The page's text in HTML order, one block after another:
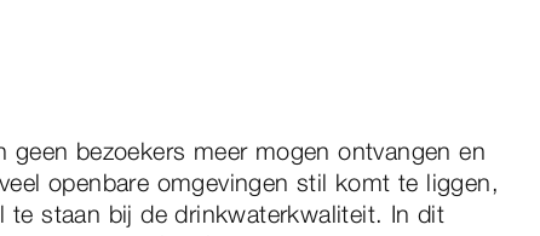
geen bezoekers meer mogen ontvangen en
openbare omgevingen stil komt te liggen,
te staan bij de drinkwaterkwaliteit. In dit